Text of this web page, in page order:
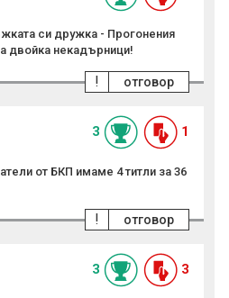
си дружка - Прогонения
двойка некадърници!
отговор
!
3 1
от БКП имаме 4 титли за 36
отговор
!
3 3